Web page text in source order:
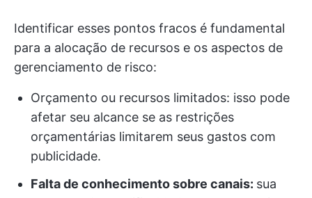
Identificar esses pontos fracos é fundamental
para a alocação de recursos e os aspectos de
gerenciamento de risco:
Orçamento ou recursos limitados: isso pode
afetar seu alcance se as restrições
orçamentárias limitarem seus gastos com
publicidade.
Falta de conhecimento sobre canais: sua